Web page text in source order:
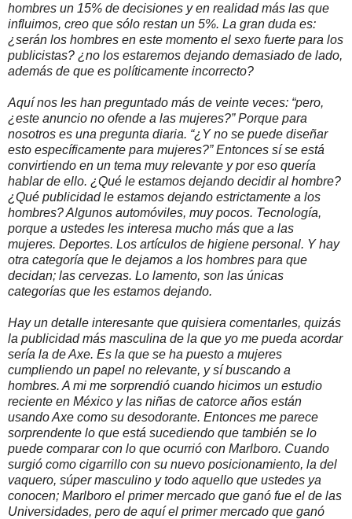
hombres un 15% de decisiones y en realidad más las que
influimos, creo que sólo restan un 5%. La gran duda es:
¿serán los hombres en este momento el sexo fuerte para los
publicistas? ¿no los estaremos dejando demasiado de lado,
además de que es políticamente incorrecto?
Aquí nos les han preguntado más de veinte veces: “pero,
¿este anuncio no ofende a las mujeres?” Porque para
nosotros es una pregunta diaria. “¿Y no se puede diseñar
esto específicamente para mujeres?” Entonces sí se está
convirtiendo en un tema muy relevante y por eso quería
hablar de ello. ¿Qué le estamos dejando decidir al hombre?
¿Qué publicidad le estamos dejando estrictamente a los
hombres? Algunos automóviles, muy pocos. Tecnología,
porque a ustedes les interesa mucho más que a las
mujeres. Deportes. Los artículos de higiene personal. Y hay
otra categoría que le dejamos a los hombres para que
decidan; las cervezas. Lo lamento, son las únicas
categorías que les estamos dejando.
Hay un detalle interesante que quisiera comentarles, quizás
la publicidad más masculina de la que yo me pueda acordar
sería la de Axe. Es la que se ha puesto a mujeres
cumpliendo un papel no relevante, y sí buscando a
hombres. A mi me sorprendió cuando hicimos un estudio
reciente en México y las niñas de catorce años están
usando Axe como su desodorante. Entonces me parece
sorprendente lo que está sucediendo que también se lo
puede comparar con lo que ocurrió con Marlboro. Cuando
surgió como cigarrillo con su nuevo posicionamiento, la del
vaquero, súper masculino y todo aquello que ustedes ya
conocen; Marlboro el primer mercado que ganó fue el de las
Universidades, pero de aquí el primer mercado que ganó